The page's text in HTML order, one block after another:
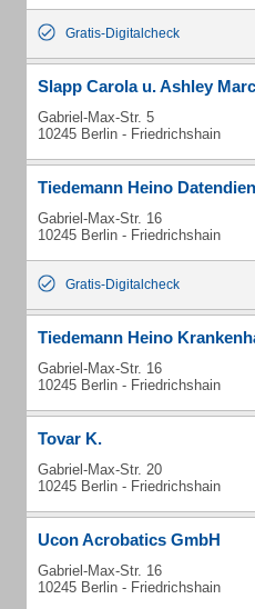
Gratis-Digitalcheck
Slapp Carola u. Ashley Marc
Gabriel-Max-Str. 5
10245 Berlin - Friedrichshain
Tiedemann Heino
Gabriel-Max-Str. 16
10245 Berlin - Friedrichshain
Gratis-Digitalcheck
Tiedemann Heino
Gabriel-Max-Str. 16
10245 Berlin - Friedrichshain
Tovar K.
Gabriel-Max-Str. 20
10245 Berlin - Friedrichshain
Ucon Acrobatics GmbH
Gabriel-Max-Str. 16
10245 Berlin - Friedrichshain